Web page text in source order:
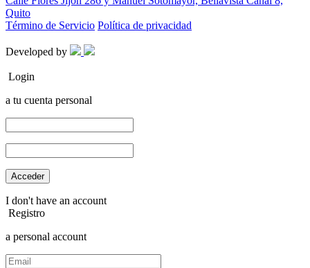
Quito
Término de Servicio Política de privacidad
Developed by
Login
a tu cuenta personal
I don't have an account
Registro
a personal account